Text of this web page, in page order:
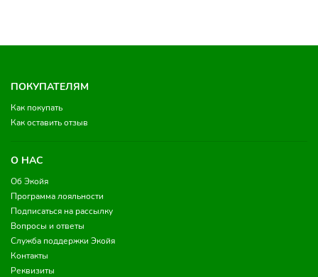
ПОКУПАТЕЛЯМ
Как покупать
Как оставить отзыв
О НАС
Об Экойя
Программа лояльности
Подписаться на рассылку
Вопросы и ответы
Служба поддержки Экойя
Контакты
Реквизиты